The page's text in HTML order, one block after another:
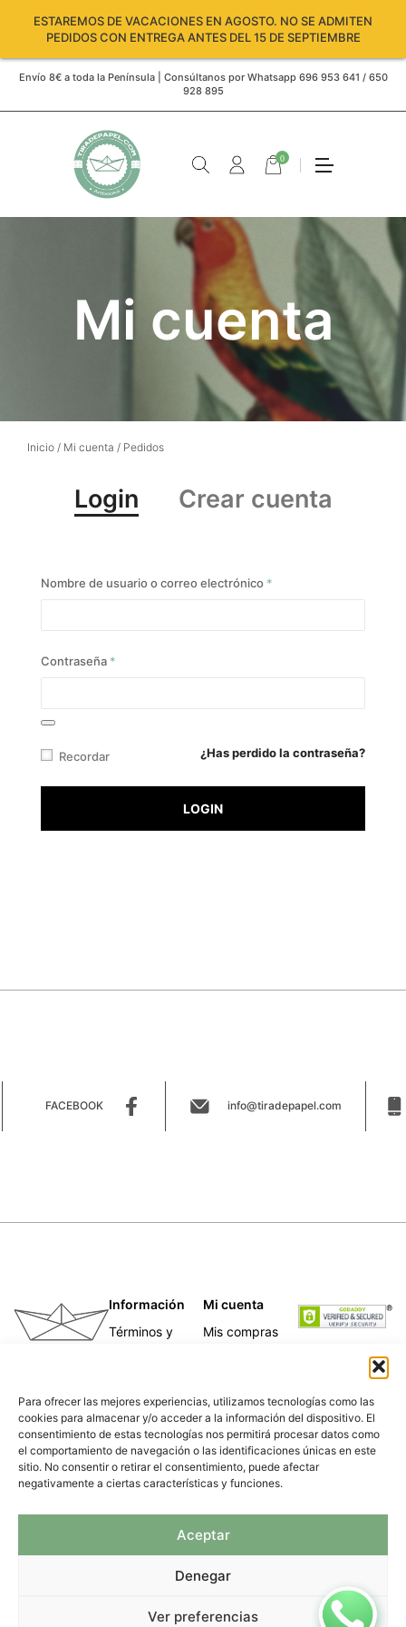
Para ofrecer las mejores experiencias, utilizamos tecnologías como las
cookies para almacenar y/o acceder a la información del dispositivo. El
consentimiento de estas tecnologías nos permitirá procesar datos como
el comportamiento de navegación o las identificaciones únicas en este
sitio. No consentir o retirar el consentimiento, puede afectar
negativamente a ciertas características y funciones.
Aceptar
Denegar
Ver preferencias
ESTAREMOS DE VACACIONES EN AGOSTO. NO SE ADMITEN
PEDIDOS CON ENTREGA ANTES DEL 15 DE SEPTIEMBRE
Envío 8€ a toda la Península | Consúltanos por Whatsapp 696 953 641 / 650
928 895
0
Carro
vacío
Mi cuenta
Inicio / Mi cuenta / Pedidos
Login Crear cuenta
Nombre de usuario o correo electrónico *
Contraseña *
Recordar ¿Has perdido la contraseña?
FACEBOOK info@tiradepapel.com
Información
Términos y
Caligrafía
Para empresas
Nosotras
Política de
privacidad
Mi cuenta
Mis compras
© 2026 TIRA DE PAPEL Todos los derechos
reservados Aviso Legal